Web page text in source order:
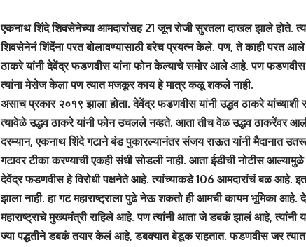
एकनाथ शिंदे शिवसेनेच्या आमदारांसह 21 जून रोजी सुरतला दाखल झाले होते.
शिवसेनेनं शिंदेंना परत बोलावण्यासाठी बरेच प्रयत्न केले. पण, ते काही परत आले
ठाकरे यांनी देवेंद्र फडणवीस यांना फोन केल्याचे समोर आले आहे. पण फडणवीस
त्यांना मेसेज केला पण त्यात मजकूर काय हे मात्र कळू शकले नाही.
असाच प्रकार २०१९ झाला होता. देवेंद्र फडणवीस यांनी उद्धव ठाकरे
त्यावेळे उद्धव ठाकरे यांनी फोन उचलले नव्हते. आता तीच वेळ उद्धव ठाकरेंवर
दरम्यान, एकनाथ शिंदे गटाने बंड पुकारल्यानंतर संजय राऊत यांनी मैदानात
गटावर टीका करण्याची एकही संधी सोडली नाही. आता ईडीची नोटीस
देवेंद्र फडणवीस हे विरोधी पक्षनेते आहे. त्यांच्याकडे 106 आमदारांचं बळ आहे.
झाला नाही. हा गट महाराष्ट्राला पुढे नेऊ शकतो ही आमची कायम भूमिका आहे.
महाराष्ट्राचे मुख्यमंत्री राहिले आहे. पण त्यांनी आता जे डबकं झालं आहे,
ज्या पद्धतीने डबकं तयार केलं आहे, डबक्यात बेडूक राहतात. फडणवीस जर